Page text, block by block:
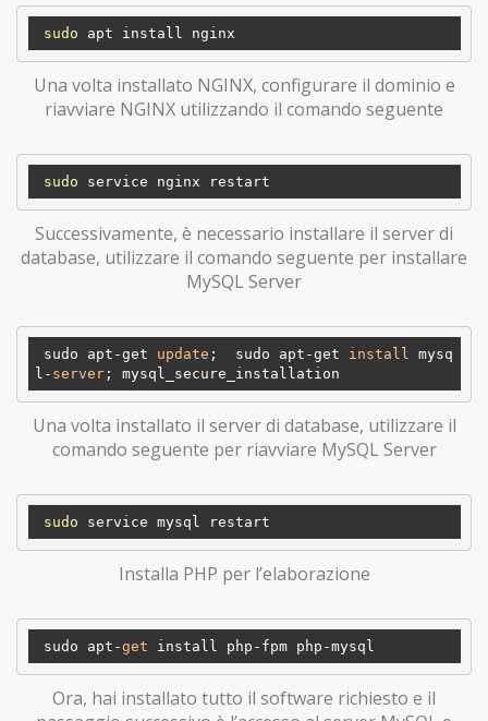
sudo
Una volta installato NGINX, configurare il dominio e
riavviare NGINX utilizzando il comando seguente
sudo
Successivamente, è necessario installare il server di
database, utilizzare il comando seguente per installare
MySQL Server
sudo apt-get update ;  sudo apt-get install
mysq
l- server
Una volta installato il server di database, utilizzare il
comando seguente per riavviare MySQL Server
sudo
Installa PHP per l’elaborazione
sudo apt-get
Ora, hai installato tutto il software richiesto e il